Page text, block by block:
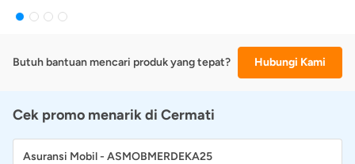
Butuh bantuan mencari produk yang tepat? Hubungi Kami
Cek promo menarik di Cermati
Asuransi Mobil - ASMOBMERDEKA25